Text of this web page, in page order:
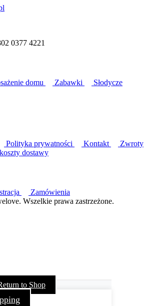
0377 4221
domu Zabawki Słodycze
Polityka prywatności Kontakt
Zwroty
dostawy
Zamówienia
Wszelkie prawa zastrzeżone.
to Shop